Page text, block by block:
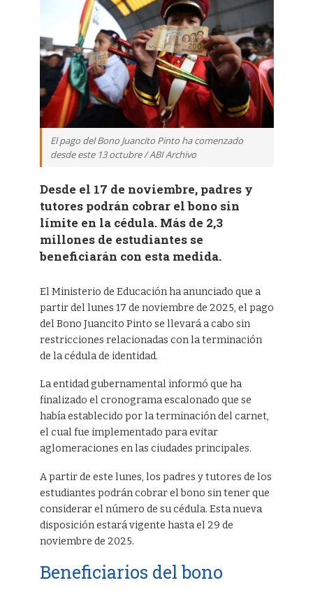
El pago del Bono Juancito Pinto ha comenzado
desde este 13 octubre / ABI Archivo
Desde el 17 de noviembre, padres y
tutores podrán cobrar el bono sin
límite en la cédula. Más de 2,3
millones de estudiantes se
beneficiarán con esta medida.
El Ministerio de Educación ha anunciado que a
partir del lunes 17 de noviembre de 2025, el pago
del Bono Juancito Pinto se llevará a cabo sin
restricciones relacionadas con la terminación
de la cédula de identidad.
La entidad gubernamental informó que ha
finalizado el cronograma escalonado que se
había establecido por la terminación del carnet,
el cual fue implementado para evitar
aglomeraciones en las ciudades principales.
A partir de este lunes, los padres y tutores de los
estudiantes podrán cobrar el bono sin tener que
considerar el número de su cédula. Esta nueva
disposición estará vigente hasta el 29 de
noviembre de 2025.
Beneficiarios del bono